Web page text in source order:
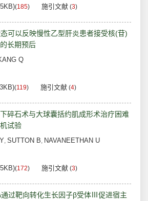
(185) 施引文献 (3)
可以反映慢性乙型肝炎患者接受核(苷)
长期预后
Q
(119) 施引文献 (4)
碎石术与大球囊括约肌成形术治疗困难
试验
, SUTTON B, NAVANEETHAN U
(172) 施引文献 (3)
过靶向转化生长因子β受体Ⅲ促进宿主